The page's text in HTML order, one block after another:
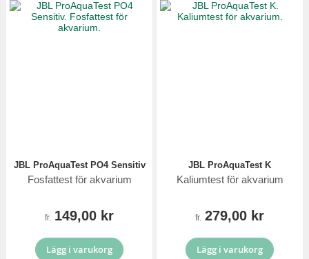
JBL ProAquaTest PO4 Sensitiv
Fosfattest för akvarium
fr. 149,00 kr
Lägg i varukorg
JBL ProAquaTest K
Kaliumtest för akvarium
fr. 279,00 kr
Lägg i varukorg